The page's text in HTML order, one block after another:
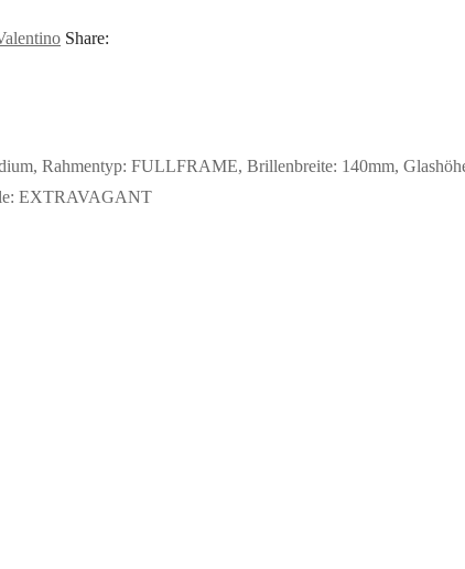
Share:
Rahmentyp: FULLFRAME, Brillenbreite: 140mm,
EXTRAVAGANT